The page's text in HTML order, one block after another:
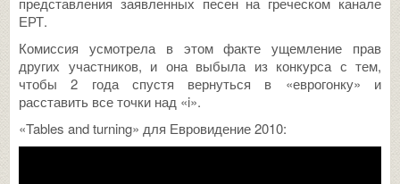
ЕРТ.
Комиссия усмотрела в этом факте ущемление прав
других участников, и она выбыла из конкурса с тем,
чтобы 2 года спустя вернуться в «еврогонку» и
расставить все точки над «i».
«Tables and turning» для Евровидение 2010: